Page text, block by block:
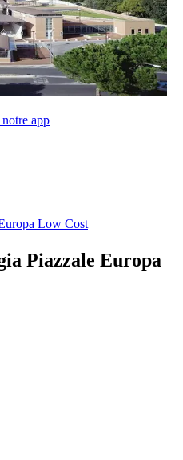
app
Low Cost
Piazzale Europa